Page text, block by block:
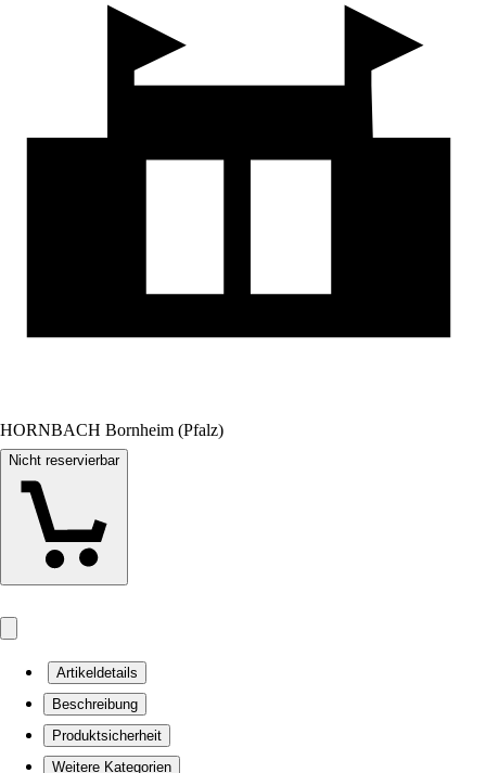
HORNBACH Bornheim (Pfalz)
Nicht reservierbar
Artikeldetails
Beschreibung
Produktsicherheit
Weitere Kategorien